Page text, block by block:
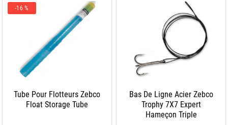
-16 %
Tube Pour Flotteurs Zebco
Float Storage Tube
Bas De Ligne Acier Zebco
Trophy 7X7 Expert
Hameçon Triple